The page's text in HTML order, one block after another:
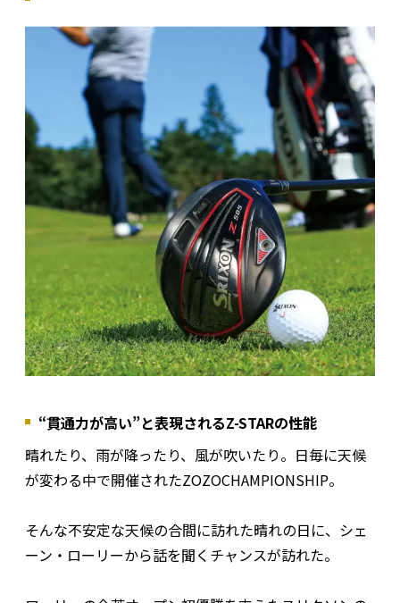
“貫通力が高い”と表現されるZ-STARの性能
晴れたり、雨が降ったり、風が吹いたり。日毎に天候
が変わる中で開催されたZOZOCHAMPIONSHIP。
そんな不安定な天候の合間に訪れた晴れの日に、シェ
ーン・ローリーから話を聞くチャンスが訪れた。